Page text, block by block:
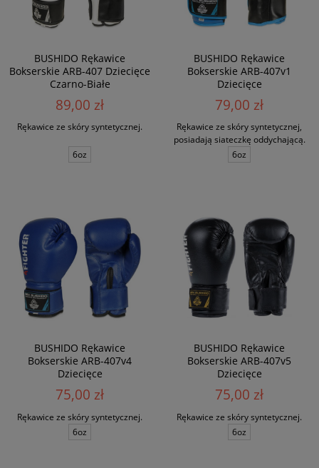
BUSHIDO Rękawice
Bokserskie ARB-407 Dziecięce
Czarno-Białe
89,00 zł
Rękawice ze skóry syntetycznej.
6oz
BUSHIDO Rękawice
Bokserskie ARB-407v1
Dziecięce
79,00 zł
Rękawice ze skóry syntetycznej,
posiadają siateczkę oddychającą.
6oz
BUSHIDO Rękawice
Bokserskie ARB-407v4
Dziecięce
75,00 zł
Rękawice ze skóry syntetycznej.
6oz
BUSHIDO Rękawice
Bokserskie ARB-407v5
Dziecięce
75,00 zł
Rękawice ze skóry syntetycznej.
6oz